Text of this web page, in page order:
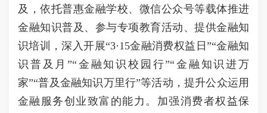
及，依托普惠金融学校、微信公众号等载体推进
金融知识普及、参与专项教育活动、提供金融知
识培训，深入开展“3·15金融消费权益日”“金融知
识普及月”“金融知识校园行”“金融知识进万
家”“普及金融知识万里行”等活动，提升公众运用
金融服务创业致富的能力。加强消费者权益保